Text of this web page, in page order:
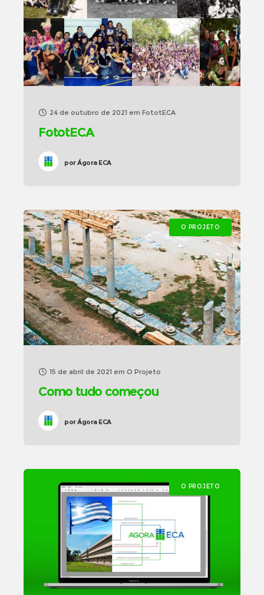
24 de outubro de 2021 em FototECA
FototECA
porÁgora ECA
O PROJETO
15 de abril de 2021 em O Projeto
Como tudo começou
porÁgora ECA
O PROJETO